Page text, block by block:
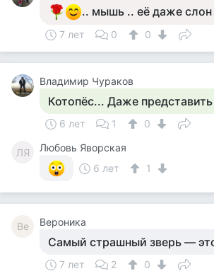
.. мышь .. её даже слон
7 лет 0 0
Владимир Чураков
Котопёс... Даже
6 лет 1 0
ЛЯ
Любовь Яворская
6 лет
1
Ве Вероника
Самый страшный зверь —
7 лет 2 0